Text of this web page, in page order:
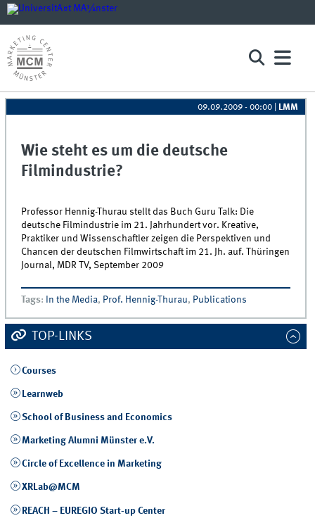
09.09.2009 - 00:00 LMM
Wie steht es um die deutsche
Filmindustrie?
Professor Hennig-Thurau stellt das Buch Guru Talk: Die
deutsche Filmindustrie im 21. Jahrhundert vor. Kreative,
Praktiker und Wissenschaftler zeigen die Perspektiven und
Chancen der deutschen Filmwirtschaft im 21. Jh. auf. Thüringen
Journal, MDR TV, September 2009
Tags: In the Media, Prof. Hennig-Thurau, Publications
TOP-LINKS
Courses
Learnweb
School of Business and Economics
Marketing Alumni Münster e.V.
Circle of Excellence in Marketing
XRLab@MCM
REACH – EUREGIO Start-up Center